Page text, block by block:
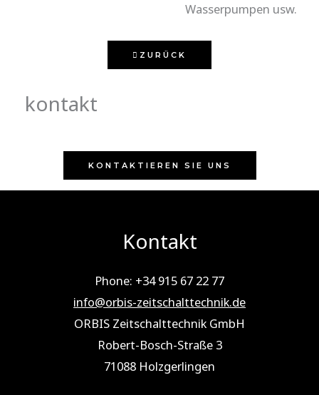
Wasserpumpen usw.
ZURÜCK
kontakt
KONTAKTIEREN SIE UNS
Kontakt
Phone: +34 915 67 22 77
info@orbis-zeitschalttechnik.de
ORBIS Zeitschalttechnik GmbH
Robert-Bosch-Straße 3
71088 Holz­ger­lin­gen